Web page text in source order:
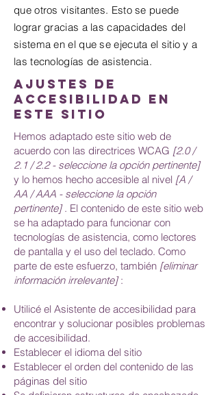
que otros visitantes. Esto se puede
lograr gracias a las capacidades del
sistema en el que se ejecuta el sitio y a
las tecnologías de asistencia.
Ajustes de
accesibilidad en
este sitio
Hemos adaptado este sitio web de
acuerdo con las directrices WCAG [2.0 /
2.1 / 2.2 - seleccione la opción pertinente]
y lo hemos hecho accesible al nivel [A /
AA / AAA - seleccione la opción
pertinente]. El contenido de este sitio web
se ha adaptado para funcionar con
tecnologías de asistencia, como lectores
de pantalla y el uso del teclado. Como
parte de este esfuerzo, también [eliminar
información irrelevante]:
Utilicé el Asistente de accesibilidad para
encontrar y solucionar posibles problemas
de accesibilidad.
Establecer el idioma del sitio
Establecer el orden del contenido de las
páginas del sitio